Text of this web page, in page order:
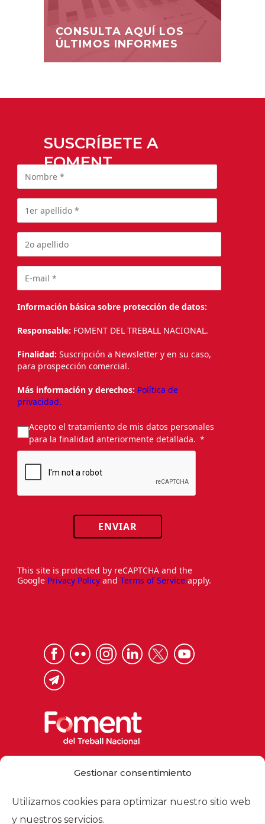
Gestionar consentimiento
Utilizamos cookies para optimizar nuestro sitio web
y nuestros servicios.
CONSULTA AQUÍ LOS
ÚLTIMOS INFORMES
SUSCRÍBETE A
FOMENT
Información básica sobre protección de datos:
Responsable: FOMENT DEL TREBALL NACIONAL.
Finalidad: Suscripción a Newsletter y en su caso,
para prospección comercial.
Más información y derechos: Política de
privacidad.
Acepto el tratamiento de mis datos personales
para la finalidad anteriormente detallada.
ENVIAR
This site is protected by reCAPTCHA and the
Google Privacy Policy and Terms of Service apply.
foment@foment.com